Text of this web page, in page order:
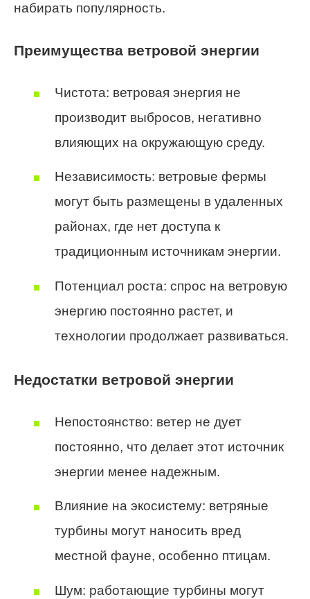
набирать популярность.
Преимущества ветровой энергии
Чистота: ветровая энергия не
производит выбросов, негативно
влияющих на окружающую среду.
Независимость: ветровые фермы
могут быть размещены в удаленных
районах, где нет доступа к
традиционным источникам энергии.
Потенциал роста: спрос на ветровую
энергию постоянно растет, и
технологии продолжает развиваться.
Недостатки ветровой энергии
Непостоянство: ветер не дует
постоянно, что делает этот источник
энергии менее надежным.
Влияние на экосистему: ветряные
турбины могут наносить вред
местной фауне, особенно птицам.
Шум: работающие турбины могут